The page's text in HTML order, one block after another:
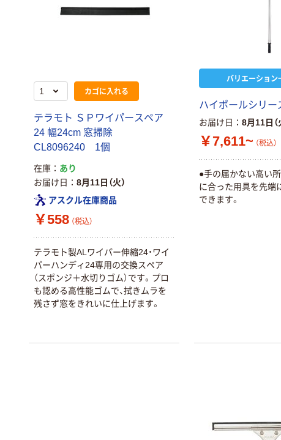
カゴに入れる
テラモト ＳＰワイパースペア
24 幅24cm 窓掃除
CL8096240 1個
在庫
あり
お届け日
8月11日（火）
アスクル在庫商品
￥558 （税込）
テラモト製ALワイパー伸縮24・ワイ
パーハンディ24専用の交換スペア
（スポンジ＋水切りゴム）です。プロ
も認める高性能ゴムで、拭きムラを
残さず窓をきれいに仕上げます。
バリエーション
ハイポールシリー
お届け日 8月11日（
￥7,611~ （税込）
●手の届かない高い
に合った用具を先端
できます。